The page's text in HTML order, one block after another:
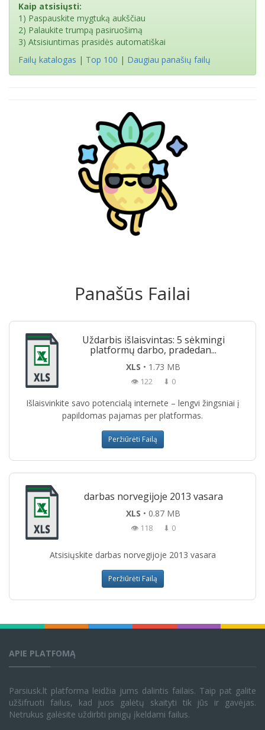
Kaip atsisiųsti:
1) Paspauskite mygtuką aukščiau
2) Palaukite trumpą pasiruošimą
3) Atsisiuntimas prasidės automatiškai
Failų katalogas | Top 100 | Daugiau panašių failų
Panašūs Failai
Uždarbis išlaisvintas: 5 sėkmingi
platformų darbo, pradedan...
XLS • 1.73 MB
👁 122 ⬇ 0
Išlaisvinkite savo potencialą internete – lengvi žingsniai į
papildomas pajamas per platformas.
Peržiūrėti Failą
darbas norvegijoje 2013 vasara
XLS • 0.87 MB
👁 118 ⬇ 0
Atsisiųskite darbas norvegijoje 2013 vasara
Peržiūrėti Failą
APIE PLATFOMĄ
Parsiusk.lt platforma leidžia jums dalintis failais. Taip pat galite
užšifruoti failus, kad juos galėtų skaityti tik jūs ir gavėjas.
Netrukus galėsite uždirbti pinigų įkeldami failus.